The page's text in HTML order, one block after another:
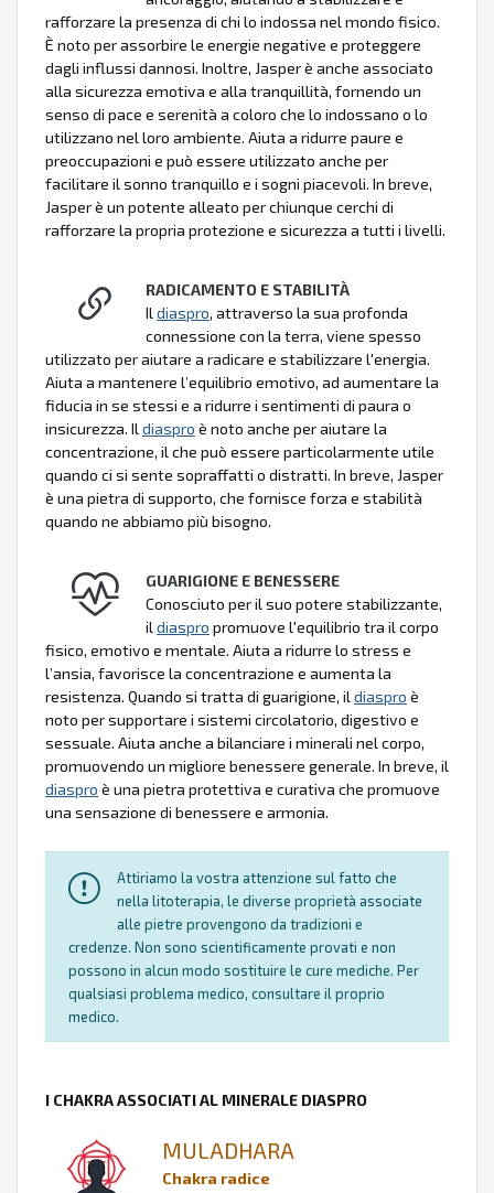
rafforzare la presenza di chi lo indossa nel mondo fisico.
È noto per assorbire le energie negative e proteggere
dagli influssi dannosi. Inoltre, Jasper è anche associato
alla sicurezza emotiva e alla tranquillità, fornendo un
senso di pace e serenità a coloro che lo indossano o lo
utilizzano nel loro ambiente. Aiuta a ridurre paure e
preoccupazioni e può essere utilizzato anche per
facilitare il sonno tranquillo e i sogni piacevoli. In breve,
Jasper è un potente alleato per chiunque cerchi di
rafforzare la propria protezione e sicurezza a tutti i livelli.
RADICAMENTO E STABILITÀ
Il diaspro, attraverso la sua profonda
connessione con la terra, viene spesso
utilizzato per aiutare a radicare e stabilizzare l'energia.
Aiuta a mantenere l’equilibrio emotivo, ad aumentare la
fiducia in se stessi e a ridurre i sentimenti di paura o
insicurezza. Il diaspro è noto anche per aiutare la
concentrazione, il che può essere particolarmente utile
quando ci si sente sopraffatti o distratti. In breve, Jasper
è una pietra di supporto, che fornisce forza e stabilità
quando ne abbiamo più bisogno.
GUARIGIONE E BENESSERE
Conosciuto per il suo potere stabilizzante,
il diaspro promuove l'equilibrio tra il corpo
fisico, emotivo e mentale. Aiuta a ridurre lo stress e
l’ansia, favorisce la concentrazione e aumenta la
resistenza. Quando si tratta di guarigione, il diaspro è
noto per supportare i sistemi circolatorio, digestivo e
sessuale. Aiuta anche a bilanciare i minerali nel corpo,
promuovendo un migliore benessere generale. In breve, il
diaspro è una pietra protettiva e curativa che promuove
una sensazione di benessere e armonia.
Attiriamo la vostra attenzione sul fatto che
nella litoterapia, le diverse proprietà associate
alle pietre provengono da tradizioni e
credenze. Non sono scientificamente provati e non
possono in alcun modo sostituire le cure mediche. Per
qualsiasi problema medico, consultare il proprio
medico.
I CHAKRA ASSOCIATI AL MINERALE DIASPRO
MULADHARA
Chakra radice